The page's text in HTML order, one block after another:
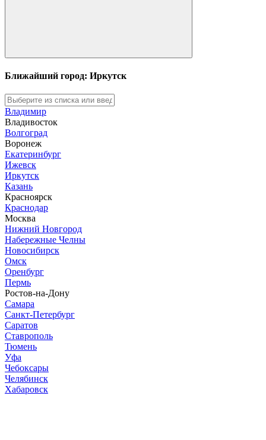
Ближайший город: Иркутск
Владимир
Владивосток
Волгоград
Воронеж
Екатеринбург
Ижевск
Иркутск
Казань
Красноярск
Краснодар
Москва
Нижний Новгород
Набережные Челны
Новосибирск
Омск
Оренбург
Пермь
Ростов-на-Дону
Самара
Санкт-Петербург
Саратов
Ставрополь
Тюмень
Уфа
Чебоксары
Челябинск
Хабаровск